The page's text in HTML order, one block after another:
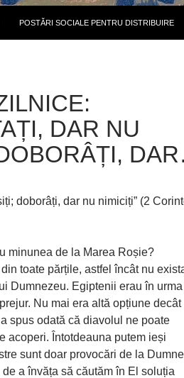
POSTĂRI SOCIALE PENTRU DISTRIBUIRE
DAR NU
doborâți, dar nu nimiciți” (2
minunea de la Marea Roșie?
toate părțile, astfel încât nu
Dumnezeu. Egiptenii erau în urma
Nu mai era altă opțiune decât
spus odată că diavolul ne poate
acoperi. Întotdeauna putem ieși
sunt doar provocări de la
a învăța să căutăm în El soluția